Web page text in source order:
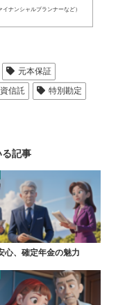
ナンシャルプランナーなど）
元本保証
信託
特別勘定
記事
心、確定年金の魅力